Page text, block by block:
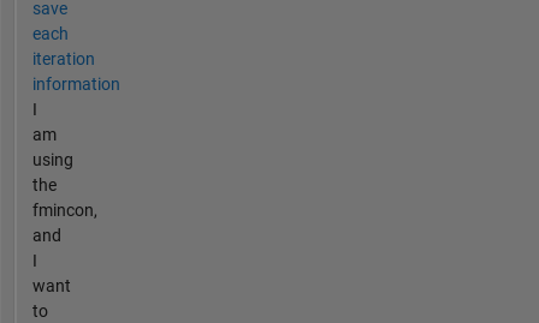
save
each
iteration
information
I
am
using
the
fmincon,
and
I
want
to